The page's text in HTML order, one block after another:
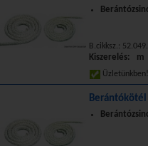
B.cikksz.:
Kiszerelés: m